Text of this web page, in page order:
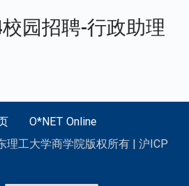
园招聘-行政助理
O*NET Online
理工大学商学院版权所有 | 沪ICP